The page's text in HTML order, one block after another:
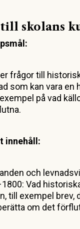
skolans
frågor till
som kan vara en
på vad
innehåll:
och
Vad
till exempel brev,
om det